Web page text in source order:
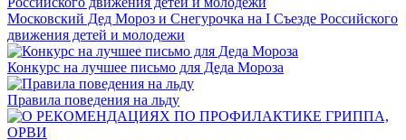
Московский Дед Мороз и Снегурочка на I Съезде Российского
движения детей и молодежи
Конкурс на лучшее письмо для Деда Мороза
Правила поведения на льду